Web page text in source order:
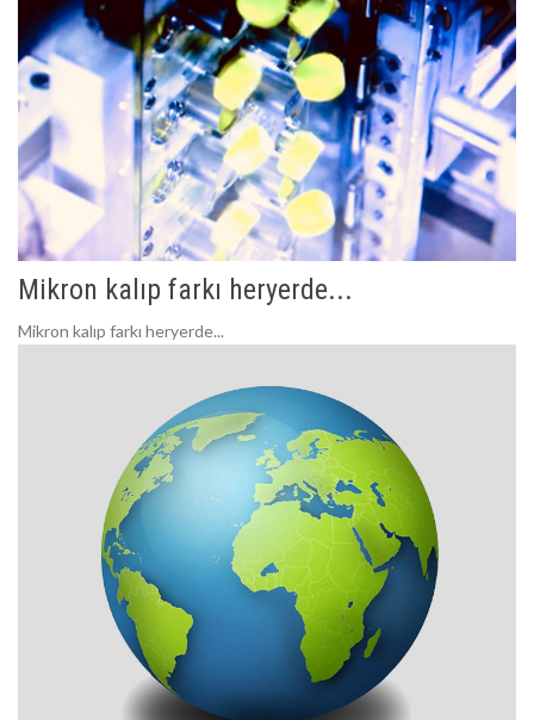
Mikron kalıp farkı heryerde...
Mikron kalıp farkı heryerde...